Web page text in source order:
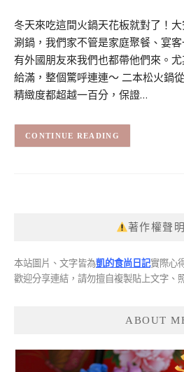
冬天來吃這間火鍋天花板就對了！
涮鍋，我們家不管是家庭聚餐、宴
有外國朋友來我們也都帶他們來。
給滿，整個驚呼連連～ 二本松火鍋
精緻度都超越一百分，保證…
CONTINUE READING
著作權聲明
本站圖片、文字皆為凱的食尚日記實際心
歡迎分享連結，請勿擅自複製貼上文字、
ABOUT